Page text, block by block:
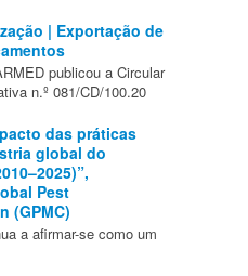
| Exportação de
publicou a Circular
n.º 081/CD/100.20
das práticas
global do
Pest
(GPMC)
a afirmar-se como um